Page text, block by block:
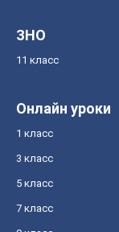
ЗНО
11 класс
Онлайн уроки
1 класс
3 класс
5 класс
7 класс